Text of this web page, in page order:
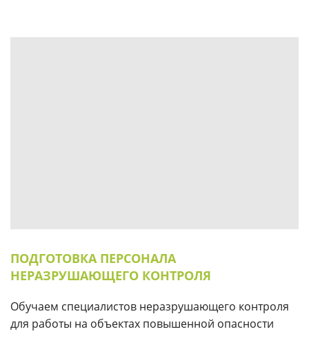
ПОДГОТОВКА ПЕРСОНАЛА
НЕРАЗРУШАЮЩЕГО КОНТРОЛЯ
Обучаем специалистов неразрушающего контроля
для работы на объектах повышенной опасности